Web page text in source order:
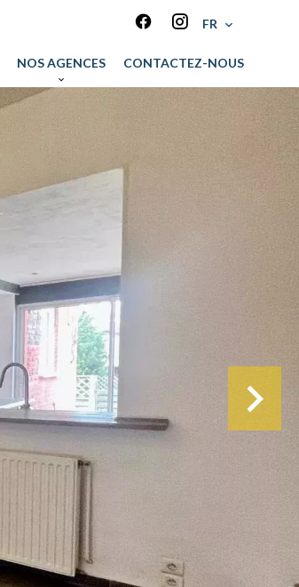
FR
NOS AGENCES CONTACTEZ-NOUS